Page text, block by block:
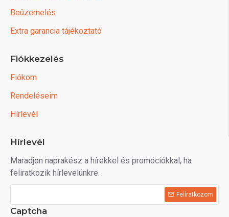
Beüzemelés
Extra garancia tájékoztató
Fiókkezelés
Fiókom
Rendeléseim
Hírlevél
Hírlevél
Maradjon naprakész a hírekkel és promóciókkal, ha
feliratkozik hírlevelünkre.
Felíratkozom
Captcha